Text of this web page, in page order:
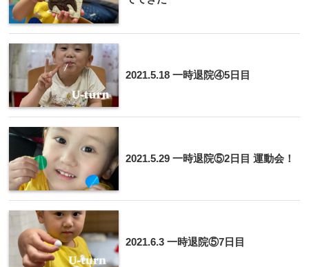
2021.5.18 一時退院④5日目
2021.5.29 一時退院⑤2日目 運動会！
2021.6.3 一時退院⑤7日目